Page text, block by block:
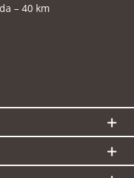
– 40 km